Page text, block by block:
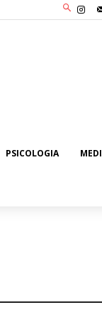
PSICOLOGIA